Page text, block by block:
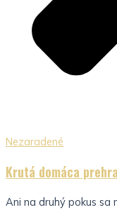
Nezaradené
Krutá domáca
Ani na druhý pokus sa